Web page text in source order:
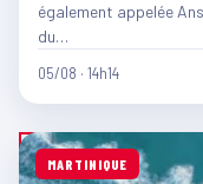
également appelée
du…
05/08 · 14h14
MARTINIQUE